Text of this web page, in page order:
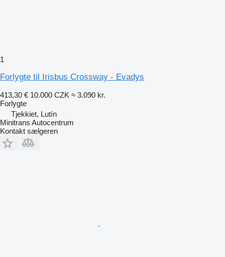
1
Forlygte til Irisbus Crossway - Evadys
413,30 € 10.000 CZK ≈ 3.090 kr.
Forlygte
Tjekkiet, Lutín
Minitrans Autocentrum
Kontakt sælgeren